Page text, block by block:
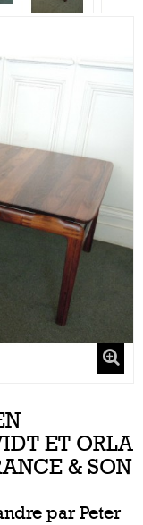
ET ORLA
& SON
par Peter